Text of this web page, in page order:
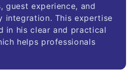
guest experience, and
integration. This expertise
in his clear and practical
helps professionals